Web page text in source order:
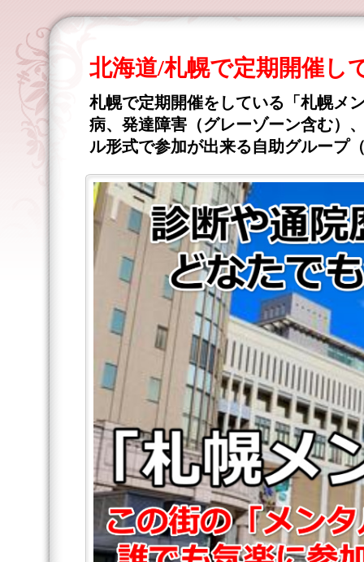
北海道/札幌で定期開催し
札幌で定期開催をしている「札幌メ
病、発達障害（グレーゾーン含む）
ル形式で参加が出来る自助グループ